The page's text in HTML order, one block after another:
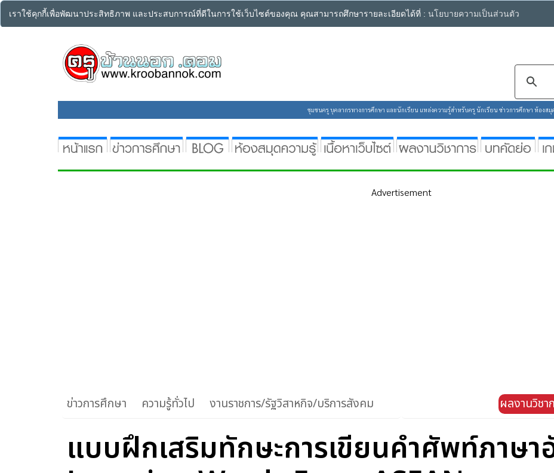
เราใช้คุกกี้เพื่อพัฒนาประสิทธิภาพ และประสบการณ์ที่ดีในการใช้เว็บไซต์ของคุณ คุณสามารถศึกษารายละเอียดได้ที่ : นโยบายความเป็นส่วนตัว
ชุมชนครู บุคลากรทางการศึกษา และนักเรียน แหล่งความรู้สำหรับครู นักเรียน ข่าวการศึกษา ห้อง
Advertisement
ข่าวการศึกษา ความรู้ทั่วไป งานราชการ/รัฐวิสาหกิจ/บริการสังคม ผลงานวิชา
แบบฝึกเสริมทักษะการเขียนคําศัพท์ภาษ